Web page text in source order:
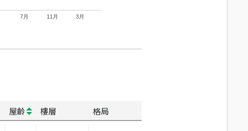
7月 11月 3月
屋齡 樓層 格局